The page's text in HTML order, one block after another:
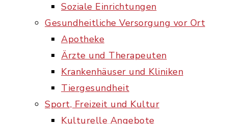
Soziale Einrichtungen
Gesundheitliche Versorgung vor Ort
Apotheke
Ärzte und Therapeuten
Krankenhäuser und Kliniken
Tiergesundheit
Sport, Freizeit und Kultur
Kulturelle Angebote